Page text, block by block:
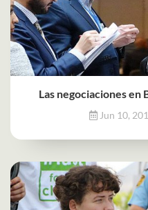
Las negociaciones en
Jun 10,